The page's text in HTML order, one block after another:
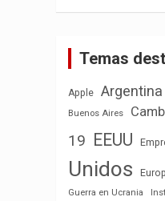
Temas
Apple Argentina
Buenos Aires
19
EEUU
Unidos
Guerra en Ucrania